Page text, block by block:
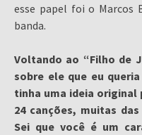
esse papel foi o Marcos
banda.
Voltando ao “Filho de
sobre ele que eu
tinha uma ideia original
24 canções, muitas
Sei que você é um